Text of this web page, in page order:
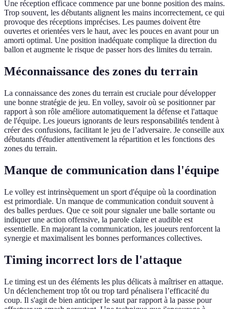
Une réception efficace commence par une bonne position des mains.
Trop souvent, les débutants alignent les mains incorrectement, ce qui
provoque des réceptions imprécises. Les paumes doivent être
ouvertes et orientées vers le haut, avec les pouces en avant pour un
amorti optimal. Une position inadéquate complique la direction du
ballon et augmente le risque de passer hors des limites du terrain.
Méconnaissance des zones du terrain
La connaissance des zones du terrain est cruciale pour développer
une bonne stratégie de jeu. En volley, savoir où se positionner par
rapport à son rôle améliore automatiquement la défense et l'attaque
de l'équipe. Les joueurs ignorants de leurs responsabilités tendent à
créer des confusions, facilitant le jeu de l’adversaire. Je conseille aux
débutants d'étudier attentivement la répartition et les fonctions des
zones du terrain.
Manque de communication dans l'équipe
Le volley est intrinsèquement un sport d'équipe où la coordination
est primordiale. Un manque de communication conduit souvent à
des balles perdues. Que ce soit pour signaler une balle sortante ou
indiquer une action offensive, la parole claire et audible est
essentielle. En majorant la communication, les joueurs renforcent la
synergie et maximalisent les bonnes performances collectives.
Timing incorrect lors de l'attaque
Le timing est un des éléments les plus délicats à maîtriser en attaque.
Un déclenchement trop tôt ou trop tard pénalisera l’efficacité du
coup. Il s'agit de bien anticiper le saut par rapport à la passe pour